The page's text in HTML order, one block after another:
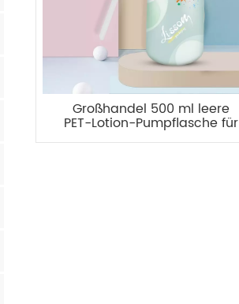
Großhandel 500 ml leere
PET-Lotion-Pumpflasche für
Kosmetik